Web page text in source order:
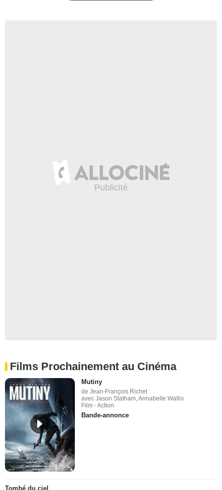
Films Prochainement au Cinéma
Mutiny
de Jean-François Richet
avec Jason Statham, Annabelle Wallis
Film - Action
Bande-annonce
Tombé du ciel